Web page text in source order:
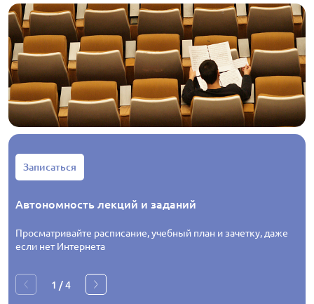
Записаться
Автономность лекций и заданий
Просматривайте расписание, учебный план и зачетку, даже
если нет Интернета
1 /4